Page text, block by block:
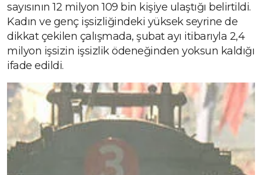
sayısının 12 milyon 109 bin kişiye ulaştığı belirtildi.
Kadın ve genç işsizliğindeki yüksek seyrine de
dikkat çekilen çalışmada, şubat ayı itibarıyla 2,4
milyon işsizin işsizlik ödeneğinden yoksun kaldığı
ifade edildi.